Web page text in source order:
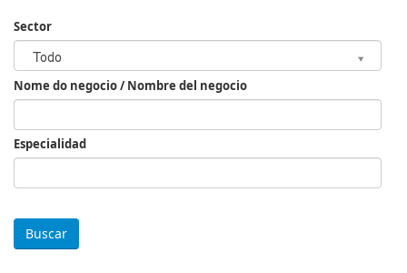
Sector
Todo
Sector
Nome do negocio / Nombre del negocio
Especialidad